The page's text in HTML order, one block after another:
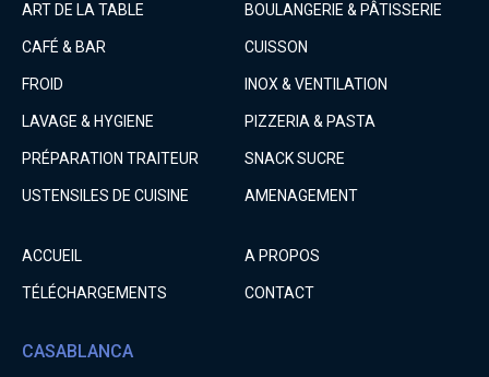
ART DE LA TABLE BOULANGERIE & PÂTISSERIE
CAFÉ & BAR CUISSON
FROID INOX & VENTILATION
LAVAGE & HYGIENE PIZZERIA & PASTA
PRÉPARATION TRAITEUR SNACK SUCRE
USTENSILES DE CUISINE AMENAGEMENT
ACCUEIL A PROPOS
TÉLÉCHARGEMENTS CONTACT
CASABLANCA